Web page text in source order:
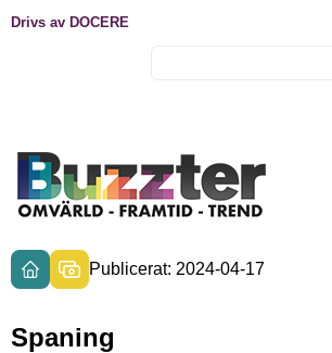
Drivs av DOCERE
Publicerat: 2024-04-17
Spaning